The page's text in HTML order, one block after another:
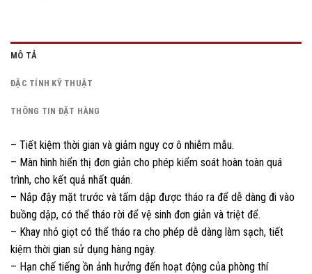
MÔ TẢ
ĐẶC TÍNH KỸ THUẬT
THÔNG TIN ĐẶT HÀNG
– Tiết kiệm thời gian và giảm nguy cơ ô nhiễm mẫu.
– Màn hình hiển thị đơn giản cho phép kiểm soát hoàn toàn quá
trình, cho kết quả nhất quán.
– Nắp đậy mặt trước và tấm dập được tháo ra để dễ dàng đi vào
buồng dập, có thể tháo rời để vệ sinh đơn giản và triệt để.
– Khay nhỏ giọt có thể tháo ra cho phép dễ dàng làm sạch, tiết
kiệm thời gian sử dụng hàng ngày.
– Hạn chế tiếng ồn ảnh hưởng đến hoạt động của phòng thí